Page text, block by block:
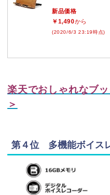
新品価格
￥1,490から
(2020/6/3 23:19時点)
楽天でおしゃれなブ
＞
第４位 多機能ボイス